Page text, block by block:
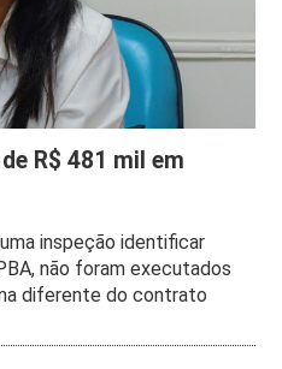
R$ 481 mil em
inspeção identificar
não foram executados
diferente do contrato